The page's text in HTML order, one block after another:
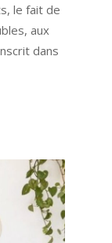
le fait de
aux
dans